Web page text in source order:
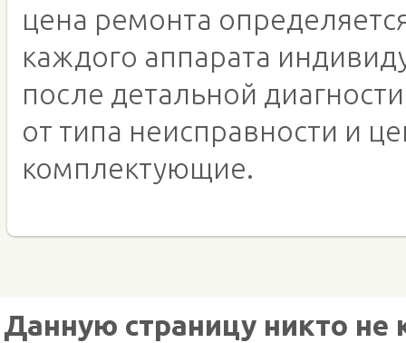
цена ремонта
каждого аппарата
после детальной
от типа неисправности и
комплектующие.
Данную страницу никто